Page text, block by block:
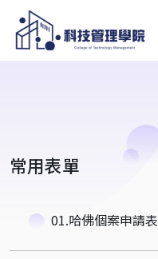
常用表單
01.哈佛個案申請表